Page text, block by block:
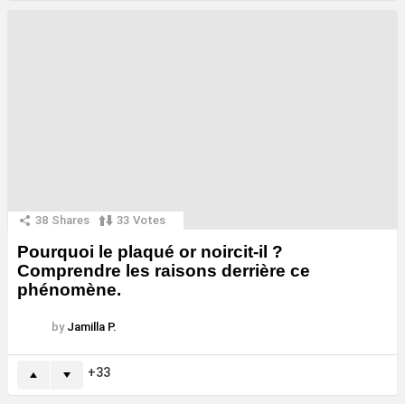
38 Shares 33 Votes
Pourquoi le plaqué or noircit-il ?
Comprendre les raisons derrière ce
phénomène.
by Jamilla P.
33